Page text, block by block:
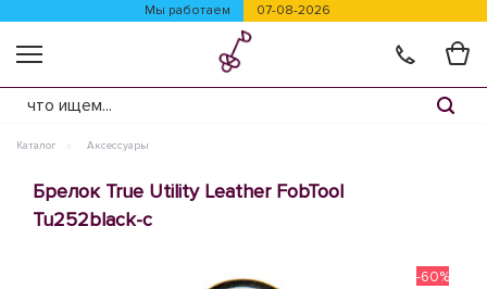
Мы работаем 07-08-2026
Каталог Аксессуары
Брелок True Utility Leather FobTool
Tu252black-c
-60%